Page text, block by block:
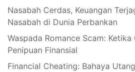
Nasabah Cerdas, Keuangan
Nasabah di Dunia Perbankan
Waspada Romance Scam:
Penipuan Finansial
Financial Cheating: Bahaya